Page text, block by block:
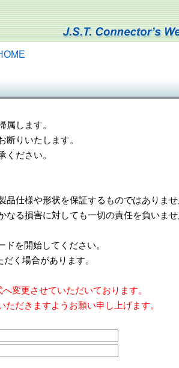
します。
りいたします。
ださい。
仕様や形状を保証するものではありませ
る損害に対しても一切の責任を負いませ
を開始してください。
く場合があります。
変更させていただいております。
だきますようお願い申し上げます。